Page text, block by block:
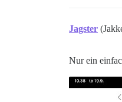
Jagster
Nur ein